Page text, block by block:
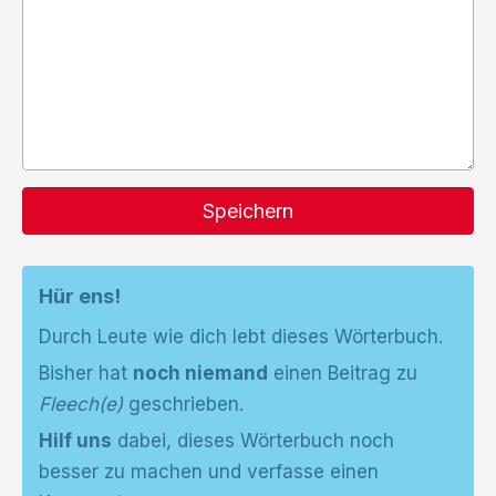
Speichern
Hür ens!
Durch Leute wie dich lebt dieses Wörterbuch.
Bisher hat noch niemand einen Beitrag zu
Fleech(e) geschrieben.
Hilf uns dabei, dieses Wörterbuch noch
besser zu machen und verfasse einen